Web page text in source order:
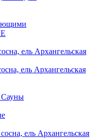
ель Архангельская
ель Архангельская
Сауны
ель Архангельская